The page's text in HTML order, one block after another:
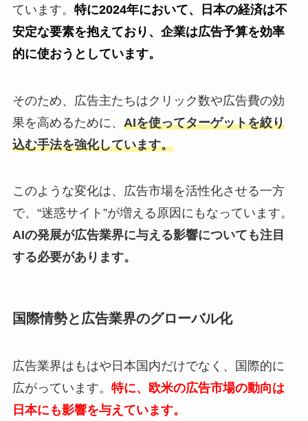
ています。 特に2024年において、日本の経済は不
安定な要素を抱えており、企業は広告予算を効率
的に使おうとしています。
そのため、広告主たちはクリック数や広告費の効
果を高めるために、 AIを使ってターゲットを絞り
込む手法を強化しています。
このような変化は、広告市場を活性化させる一方
で、“迷惑サイト”が増える原因にもなっています。
AIの発展が広告業界に与える影響についても注目
する必要があります。
国際情勢と広告業界のグローバル化
広告業界はもはや日本国内だけでなく、国際的に
広がっています。 特に、欧米の広告市場の動向は
日本にも影響を与えています。